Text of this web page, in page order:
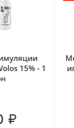
1 мм
хранения
₽